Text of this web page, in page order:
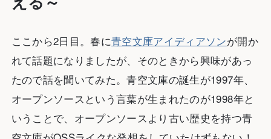
ここから2日目。春に青空文庫アイディアソンが開か
れて話題になりましたが、そのときから興味があっ
たので話を聞いてみた。青空文庫の誕生が1997年、
オープンソースという言葉が生まれたのが1998年と
いうことで、オープンソースより古い歴史を持つ青